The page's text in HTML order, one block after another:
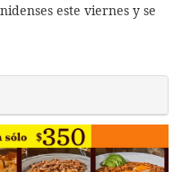
este viernes y se